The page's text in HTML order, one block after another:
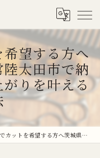
望する方へ
太田市で納
りを叶える
望する方へ茨城県つくば市常陸太田市で納得価格と満足仕上がりを叶える方法